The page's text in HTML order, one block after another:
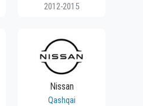
2012-2015
Nissan
Qashqai